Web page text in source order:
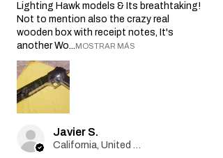
Lighting Hawk models & Its breathtaking!
Not to mention also the crazy real
wooden box with receipt notes, It's
another Wo... MOSTRAR MÁS
Javier S.
California, United States